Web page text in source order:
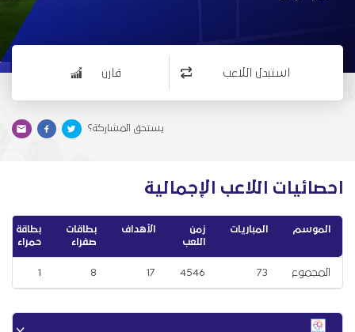
استبدل اللاعب قارن
يستحق المشاركة؟
احصائيات اللاعب الإجمالية
الموسم المباريات
زمن
اللعب
الأهداف
بطاقات
صفراء
بطاقة
حمراء
المجموع 73
4546
17
8
1